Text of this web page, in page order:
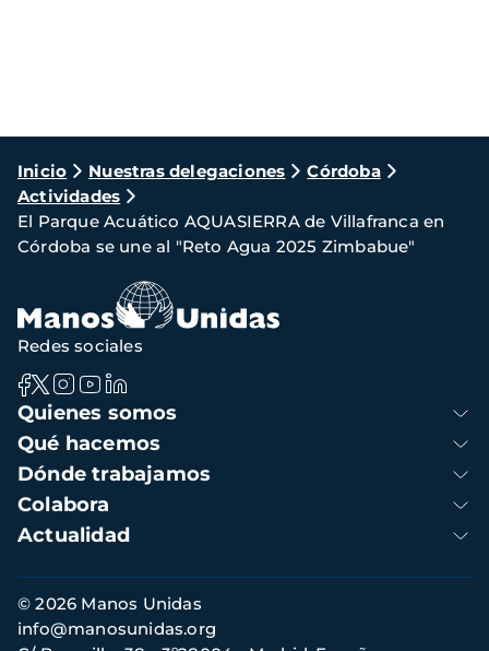
Ruta
de
navegación
Inicio Nuestras delegaciones
Córdoba
Actividades
El Parque Acuático AQUASIERRA de Villafranca en
Córdoba se une al "Reto Agua 2025 Zimbabue"
Navegación
principal
Quienes somos
Qué hacemos
Dónde trabajamos
Colabora
Actualidad
Redes sociales
Información
de
contacto
© 2026 Manos Unidas
info@manosunidas.org